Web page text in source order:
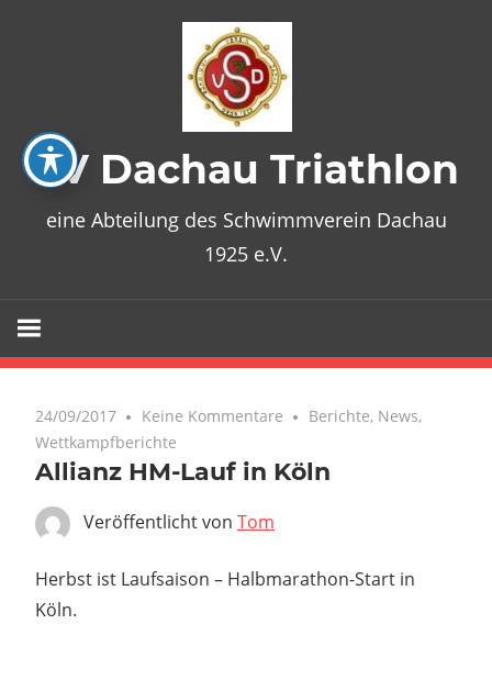
SV Dachau Triathlon
eine Abteilung des Schwimmverein Dachau
1925 e.V.
24/09/2017 Keine Kommentare Berichte, News,
Wettkampfberichte
Allianz HM-Lauf in Köln
Veröffentlicht von Tom
Herbst ist Laufsaison – Halbmarathon-Start in
Köln.